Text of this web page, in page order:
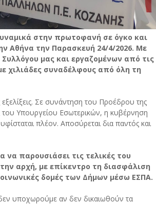
στην πρωτοφανή σε όγκο και
Αθήνα την Παρασκευή 24/4/2026. Με
μας και εργαζομένων από τις
χιλιάδες συναδέλφους από όλη τη
εξελίξεις. Σε συνάντηση του Προέδρου της
Υπουργείου Εσωτερικών, η κυβέρνηση
πλέον. Αποσύρεται δια παντός και
παρουσιάσει τις τελικές του
αρχή, με επίκεντρο τη διασφάλιση
δομές των Δήμων μέσω ΕΣΠΑ.
υποχωρούμε αν δεν δικαιωθούν τα